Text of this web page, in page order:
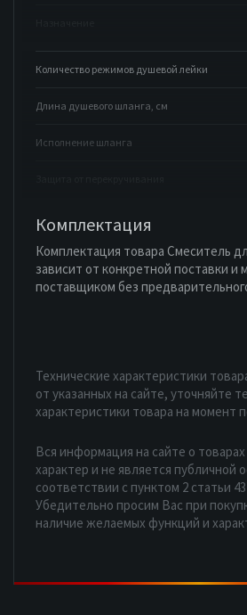
Количество режимов душевой лейки
Длина душевого шланга, см
Исполнение шланга
Комплектация
Комплектация товара Смеситель
зависит от конкретной поставки и
поставщиком без
Технические характеристики
от указанных на сайте, уточняйте
характеристики товара на момент
Вся информация на сайте о
характер и не является публичной
соответствии с пунктом 2 статьи
Убедительно просим Вас при
наличие желаемых функций и